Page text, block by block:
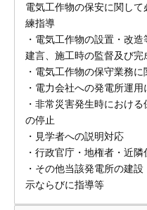
電気工作物の保安に関して
練指導
・電気工作物の設置・改
建言、施工時の監督及び完
・電気工作物の保守業務
・電力会社への発電所運
・非常災害発生時におけ
の停止
・見学者への説明対応
・行政官庁・地権者・近
・その他当該発電所の建
示ならびに指導等